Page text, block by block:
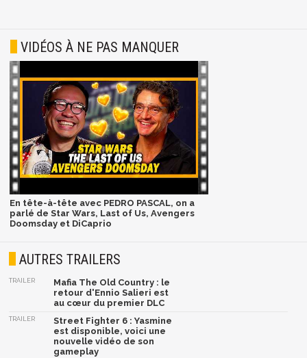
VIDÉOS À NE PAS MANQUER
En tête-à-tête avec PEDRO PASCAL, on a
parlé de Star Wars, Last of Us, Avengers
Doomsday et DiCaprio
AUTRES TRAILERS
TRAILER
Mafia The Old Country : le
retour d'Ennio Salieri est
au cœur du premier DLC
TRAILER
Street Fighter 6 : Yasmine
est disponible, voici une
nouvelle vidéo de son
gameplay